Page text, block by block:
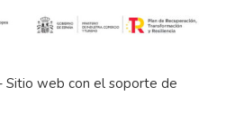
Sitio web con el soporte de